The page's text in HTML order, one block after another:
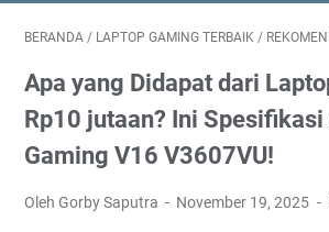
BERANDA / LAPTOP GAMING TERBAIK /
Apa yang Didapat dari
Rp10 jutaan? Ini Spesifikasi
Gaming V16 V3607VU!
Oleh Gorby Saputra November 19, 2025